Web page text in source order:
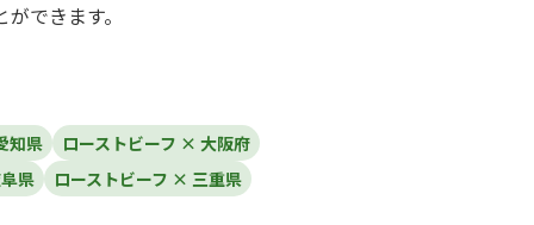
できます。
知県
ローストビーフ × 大阪府
県
ローストビーフ × 三重県